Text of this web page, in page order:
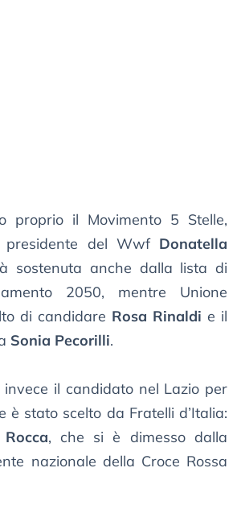
proprio il Movimento 5 Stelle,
presidente del Wwf Donatella
sostenuta anche dalla lista di
2050, mentre Unione
di candidare Rosa Rinaldi e il
Sonia Pecorilli.
invece il candidato nel Lazio per
è stato scelto da Fratelli d’Italia:
, che si è dimesso dalla
nazionale della Croce Rossa